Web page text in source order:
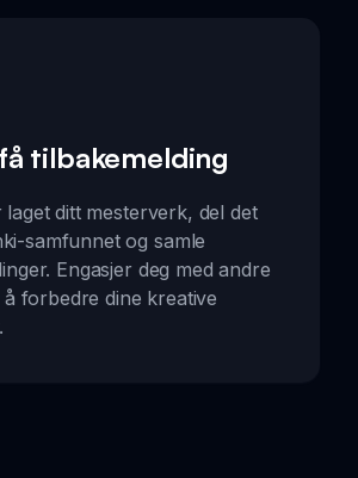
tilbakemelding
ditt mesterverk, del det
samfunnet og samle
Engasjer deg med andre
forbedre dine kreative